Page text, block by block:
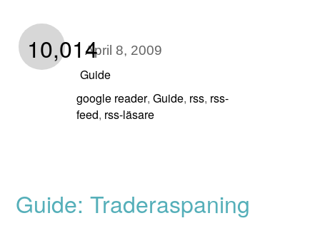
10,014April 8, 2009
Guide
google reader,Guide, rss, rss-
feed, rss-läsare
Guide: Traderaspaning